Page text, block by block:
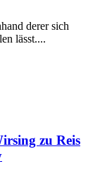
derer sich
lässt....
zu Reis